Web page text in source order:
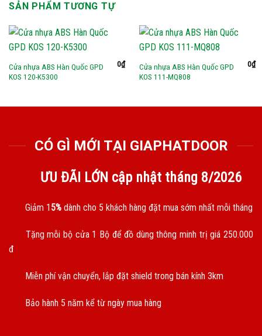
SẢN PHẨM TƯƠNG TỰ
Cửa nhựa ABS Hàn Quốc GPD
KOS 120-K5300
0₫
Cửa nhựa ABS Hàn Quốc GPD
KOS 111-MQ808
0₫
CÓ GÌ MỚI TẠI GIAPHATDOOR
ƯU ĐÃI LỚN cập nhật tháng 8/2026
Giảm 1 5% dành cho 5 khách hàng đặt mua sớm nhất mỗi tháng
Tặng mỗi bộ cửa 1 Bộ để đồ dùng thông minh trị giá 250.000
đ
Miễn phí vận chuyển, lắp đặt shield trong bán kính 3km
Bảo hành 5 năm kể từ ngày mua hàng